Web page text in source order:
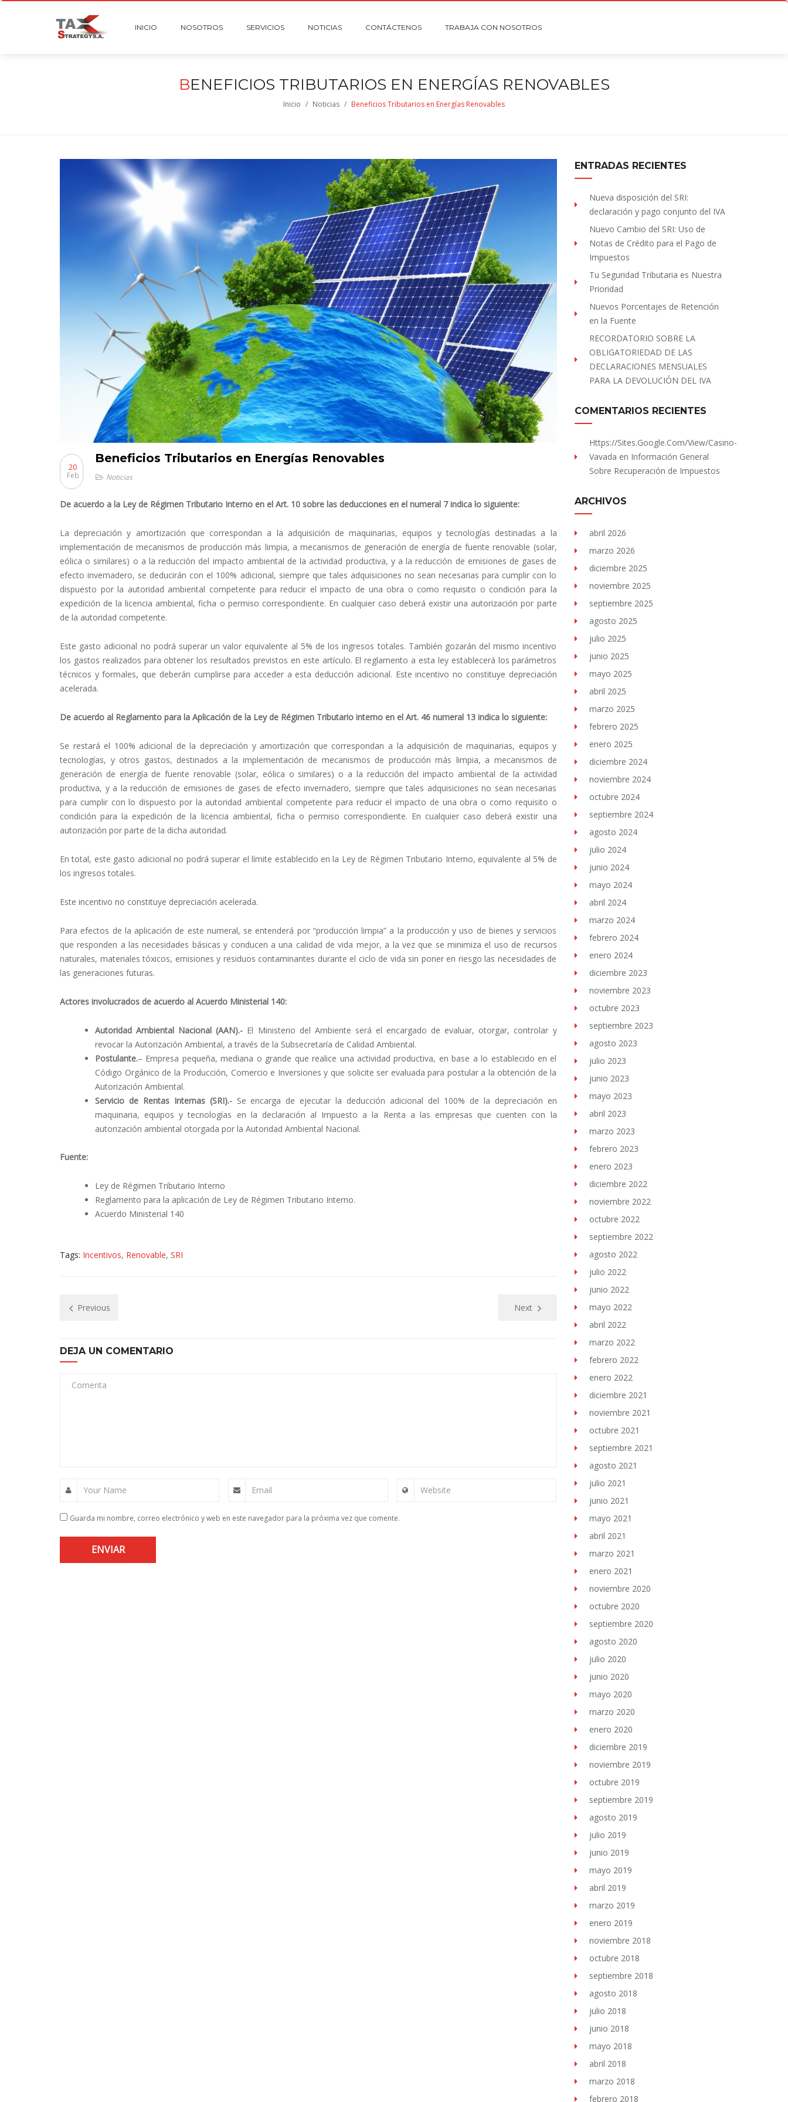
INICIO NOSOTROS SERVICIOS NOTICIAS CONTÁCTENOS TRABAJA CON NOSOTROS
BENEFICIOS TRIBUTARIOS EN ENERGÍAS RENOVABLES
Inicio / Noticias / Beneficios Tributarios en Energías Renovables
Beneficios Tributarios en Energías Renovables
20
Feb
Noticias
De acuerdo a la Ley de Régimen Tributario Interno en el Art. 10 sobre las deducciones en el numeral 7 indica lo siguiente:
La depreciación y amortización que correspondan a la adquisición de maquinarias, equipos y tecnologías destinadas a la
implementación de mecanismos de producción más limpia, a mecanismos de generación de energía de fuente renovable (solar,
eólica o similares) o a la reducción del impacto ambiental de la actividad productiva, y a la reducción de emisiones de gases de
efecto invernadero, se deducirán con el 100% adicional, siempre que tales adquisiciones no sean necesarias para cumplir con lo
dispuesto por la autoridad ambiental competente para reducir el impacto de una obra o como requisito o condición para la
expedición de la licencia ambiental, ficha o permiso correspondiente. En cualquier caso deberá existir una autorización por parte
de la autoridad competente.
Este gasto adicional no podrá superar un valor equivalente al 5% de los ingresos totales. También gozarán del mismo incentivo
los gastos realizados para obtener los resultados previstos en este artículo. El reglamento a esta ley establecerá los parámetros
técnicos y formales, que deberán cumplirse para acceder a esta deducción adicional. Este incentivo no constituye depreciación
acelerada.
De acuerdo al Reglamento para la Aplicación de la Ley de Régimen Tributario interno en el Art. 46 numeral 13 indica lo siguiente:
Se restará el 100% adicional de la depreciación y amortización que correspondan a la adquisición de maquinarias, equipos y
tecnologías, y otros gastos, destinados a la implementación de mecanismos de producción más limpia, a mecanismos de
generación de energía de fuente renovable (solar, eólica o similares) o a la reducción del impacto ambiental de la actividad
productiva, y a la reducción de emisiones de gases de efecto invernadero, siempre que tales adquisiciones no sean necesarias
para cumplir con lo dispuesto por la autoridad ambiental competente para reducir el impacto de una obra o como requisito o
condición para la expedición de la licencia ambiental, ficha o permiso correspondiente. En cualquier caso deberá existir una
autorización por parte de la dicha autoridad.
En total, este gasto adicional no podrá superar el límite establecido en la Ley de Régimen Tributario Interno, equivalente al 5% de
los ingresos totales.
Este incentivo no constituye depreciación acelerada.
Para efectos de la aplicación de este numeral, se entenderá por “producción limpia” a la producción y uso de bienes y servicios
que responden a las necesidades básicas y conducen a una calidad de vida mejor, a la vez que se minimiza el uso de recursos
naturales, materiales tóxicos, emisiones y residuos contaminantes durante el ciclo de vida sin poner en riesgo las necesidades de
las generaciones futuras.
Actores involucrados de acuerdo al Acuerdo Ministerial 140:
Autoridad Ambiental Nacional (AAN).- El Ministerio del Ambiente será el encargado de evaluar, otorgar, controlar y
revocar la Autorización Ambiental, a través de la Subsecretaría de Calidad Ambiental.
Postulante.– Empresa pequeña, mediana o grande que realice una actividad productiva, en base a lo establecido en el
Código Orgánico de la Producción, Comercio e Inversiones y que solicite ser evaluada para postular a la obtención de la
Autorización Ambiental.
Servicio de Rentas Internas (SRI).-Se encarga de ejecutar la deducción adicional del 100% de la depreciación en
maquinaria, equipos y tecnologías en la declaración al Impuesto a la Renta a las empresas que cuenten con la
autorización ambiental otorgada por la Autoridad Ambiental Nacional.
Fuente:
Ley de Régimen Tributario Interno
Reglamento para la aplicación de Ley de Régimen Tributario Interno.
Acuerdo Ministerial 140
Tags: Incentivos, Renovable, SRI
Previous Next
DEJA UN COMENTARIO
Comenta
Your Name Email Website
Guarda mi nombre, correo electrónico y web en este navegador para la próxima vez que comente.
ENTRADAS RECIENTES
Nueva disposición del SRI:
declaración y pago conjunto del IVA
Nuevo Cambio del SRI: Uso de
Notas de Crédito para el Pago de
Impuestos
Tu Seguridad Tributaria es Nuestra
Prioridad
Nuevos Porcentajes de Retención
en la Fuente
RECORDATORIO SOBRE LA
OBLIGATORIEDAD DE LAS
DECLARACIONES MENSUALES
PARA LA DEVOLUCIÓN DEL IVA
COMENTARIOS RECIENTES
Https://sites.Google.com/view/Casino-
Vavada en Información General
Sobre Recuperación de Impuestos
ARCHIVOS
abril 2026
marzo 2026
diciembre 2025
noviembre 2025
septiembre 2025
agosto 2025
julio 2025
junio 2025
mayo 2025
abril 2025
marzo 2025
febrero 2025
enero 2025
diciembre 2024
noviembre 2024
octubre 2024
septiembre 2024
agosto 2024
julio 2024
junio 2024
mayo 2024
abril 2024
marzo 2024
febrero 2024
enero 2024
diciembre 2023
noviembre 2023
octubre 2023
septiembre 2023
agosto 2023
julio 2023
junio 2023
mayo 2023
abril 2023
marzo 2023
febrero 2023
enero 2023
diciembre 2022
noviembre 2022
octubre 2022
septiembre 2022
agosto 2022
julio 2022
junio 2022
mayo 2022
abril 2022
marzo 2022
febrero 2022
enero 2022
diciembre 2021
noviembre 2021
octubre 2021
septiembre 2021
agosto 2021
julio 2021
junio 2021
mayo 2021
abril 2021
marzo 2021
enero 2021
noviembre 2020
octubre 2020
septiembre 2020
agosto 2020
julio 2020
junio 2020
mayo 2020
marzo 2020
enero 2020
diciembre 2019
noviembre 2019
octubre 2019
septiembre 2019
agosto 2019
julio 2019
junio 2019
mayo 2019
abril 2019
marzo 2019
enero 2019
noviembre 2018
octubre 2018
septiembre 2018
agosto 2018
julio 2018
junio 2018
mayo 2018
abril 2018
marzo 2018
febrero 2018